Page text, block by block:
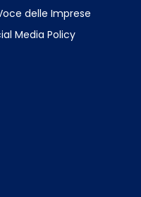
delle Imprese
Media Policy